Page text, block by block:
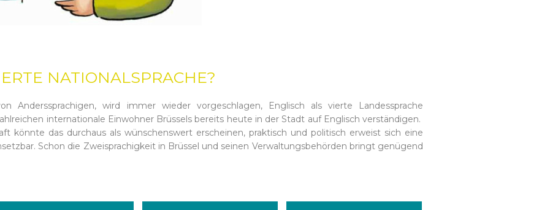
NATIONALSPRACHE?
Anderssprachigen, wird immer wieder vorgeschlagen, Englisch als vierte Landessprache
internationale Einwohner Brüssels bereits heute in der Stadt auf Englisch verständigen.
könnte das durchaus als wünschenswert erscheinen, praktisch und politisch erweist sich eine
Schon die Zweisprachigkeit in Brüssel und seinen Verwaltungsbehörden bringt genügend